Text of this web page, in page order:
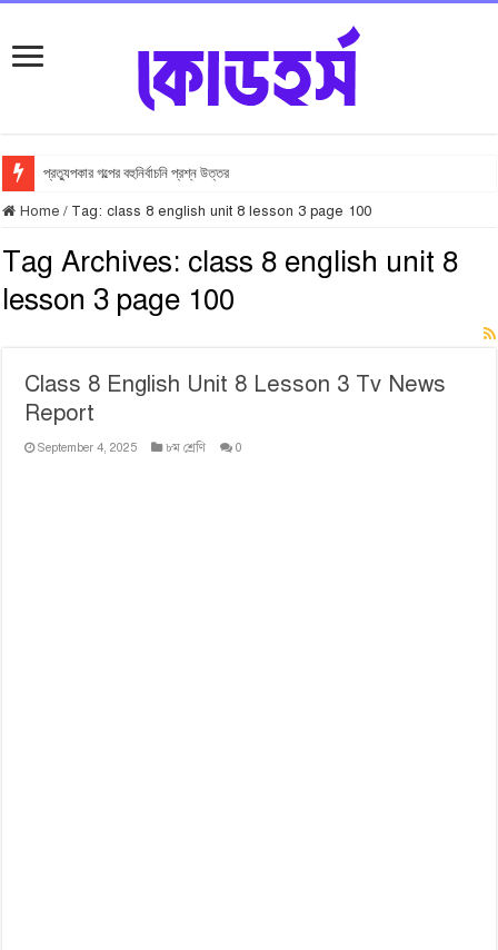
প্রত্যুপকার গল্পের বহুনির্বাচনি প্রশ্ন উত্তর
Home / Tag:class 8 english unit 8 lesson 3 page 100
Tag Archives: class 8 english unit 8
lesson 3 page 100
Class 8 English Unit 8 Lesson 3 Tv News
Report
September 4, 2025 ৮ম শ্রেণি 0